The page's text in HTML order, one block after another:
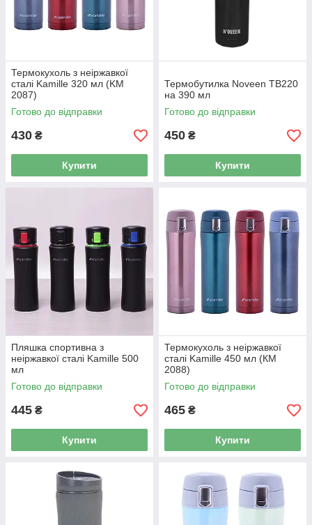
Термокухоль з неіржавкої
сталі Kamille 320 мл (KM
2087)
Готово до відправки
430 ₴
Купити
Термобутилка Noveen TB220
на 390 мл
Готово до відправки
450 ₴
Купити
Пляшка спортивна з
неіржавкої сталі Kamille 500
мл
Готово до відправки
445 ₴
Купити
Термокухоль з неіржавкої
сталі Kamille 450 мл (КМ
2088)
Готово до відправки
465 ₴
Купити